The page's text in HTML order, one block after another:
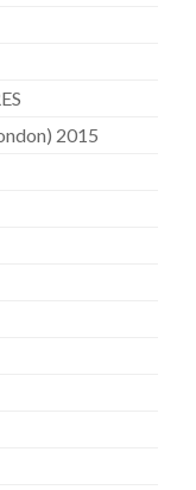
2015